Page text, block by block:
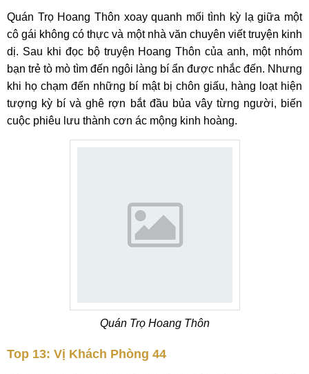
Quán Trọ Hoang Thôn xoay quanh mối tình kỳ lạ giữa một
cô gái không có thực và một nhà văn chuyên viết truyện kinh
dị. Sau khi đọc bộ truyện Hoang Thôn của anh, một nhóm
bạn trẻ tò mò tìm đến ngôi làng bí ẩn được nhắc đến. Nhưng
khi họ chạm đến những bí mật bị chôn giấu, hàng loạt hiện
tượng kỳ bí và ghê rợn bắt đầu bủa vây từng người, biến
cuộc phiêu lưu thành cơn ác mộng kinh hoàng.
Quán Trọ Hoang Thôn
Top 13: Vị Khách Phòng 44